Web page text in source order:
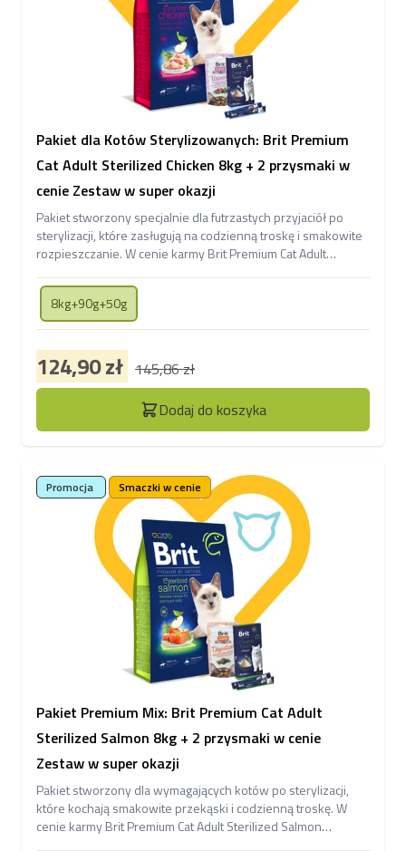
Pakiet dla Kotów Sterylizowanych: Brit Premium
Cat Adult Sterilized Chicken 8kg + 2 przysmaki w
cenie Zestaw w super okazji
Pakiet stworzony specjalnie dla futrzastych przyjaciół po
sterylizacji, które zasługują na codzienną troskę i smakowite
rozpieszczanie. W cenie karmy Brit Premium Cat Adult
kremowe Creamy Treats with Liver oraz Functional Snack
Urinary wspierający układ moczowy kotów
8kg+90g+50g
124,90 zł 145,86 zł
Dodaj do koszyka
Pakiet Premium Mix: Brit Premium Cat Adult
Sterilized Salmon 8kg + 2 przysmaki w cenie
Zestaw w super okazji
Pakiet stworzony dla wymagających kotów po sterylizacji,
które kochają smakowite przekąski i codzienną troskę. W
cenie karmy Brit Premium Cat Adult Sterilized Salmon
Promocja Smaczki w cenie